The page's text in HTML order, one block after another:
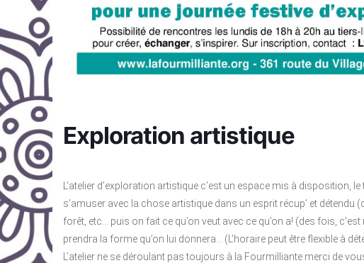
Exploration artistique
L’atelier d’exploration artistique c’est un espace mis à disposition,
s’amuser avec la chose artistique dans un esprit récup’ et
forêt, etc… puis on fait ce qu’on veut avec ce qu’on a! (des fois,
prendra la forme qu’on lui donnera… (L’horaire peut être flexible à
L’atelier ne se déroulant pas toujours à la Fourmilliante merci de